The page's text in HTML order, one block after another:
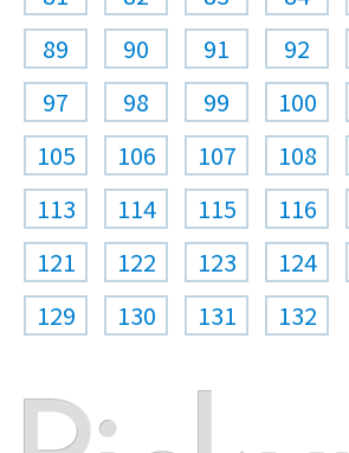
89
90 91 92
97
98 99 100
105
106 107 108
113
114 115 116
121
122 123 124
129
130 131 132